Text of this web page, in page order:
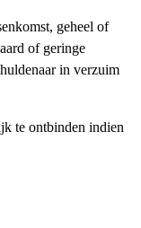
geheel of
of geringe
in verzuim
te ontbinden indien